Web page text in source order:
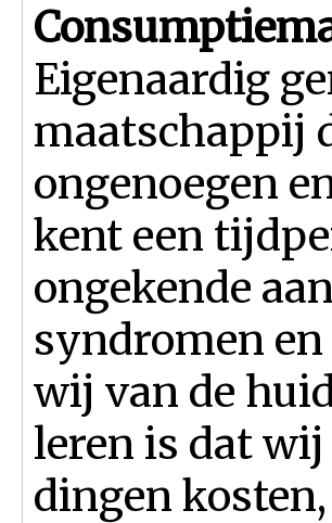
Eigenaardig
maatschappij
ongenoegen
kent een
ongekende
syndromen
wij van de
leren is dat
dingen